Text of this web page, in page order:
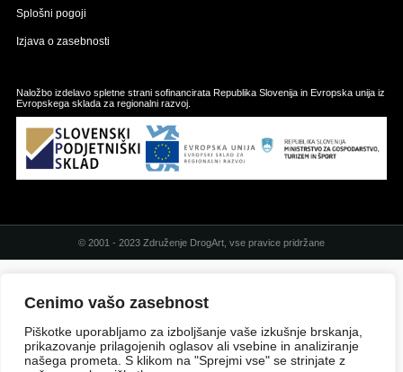
Cenimo vašo zasebnost
Piškotke uporabljamo za izboljšanje vaše izkušnje brskanja,
prikazovanje prilagojenih oglasov ali vsebine in analiziranje
našega prometa. S klikom na "Sprejmi vse" se strinjate z
Splošni pogoji
Izjava o zasebnosti
Naložbo izdelavo spletne strani sofinancirata Republika Slovenija in Evropska unija iz
Evropskega sklada za regionalni razvoj.
© 2001 - 2023 Združenje DrogArt, vse pravice pridržane